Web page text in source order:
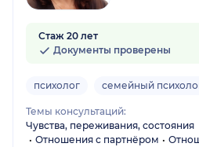
Стаж 20 лет
Документы проверены
психолог семейный
Темы консультаций:
Чувства, переживания, состояния
Отношения с партнёром